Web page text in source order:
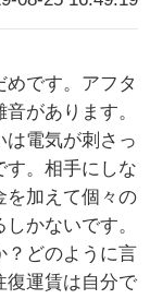
です。アフタ
があります。
電気が刺さっ
す。相手にしな
を加えて個々の
かないです。
？どのように言
復運賃は自分で